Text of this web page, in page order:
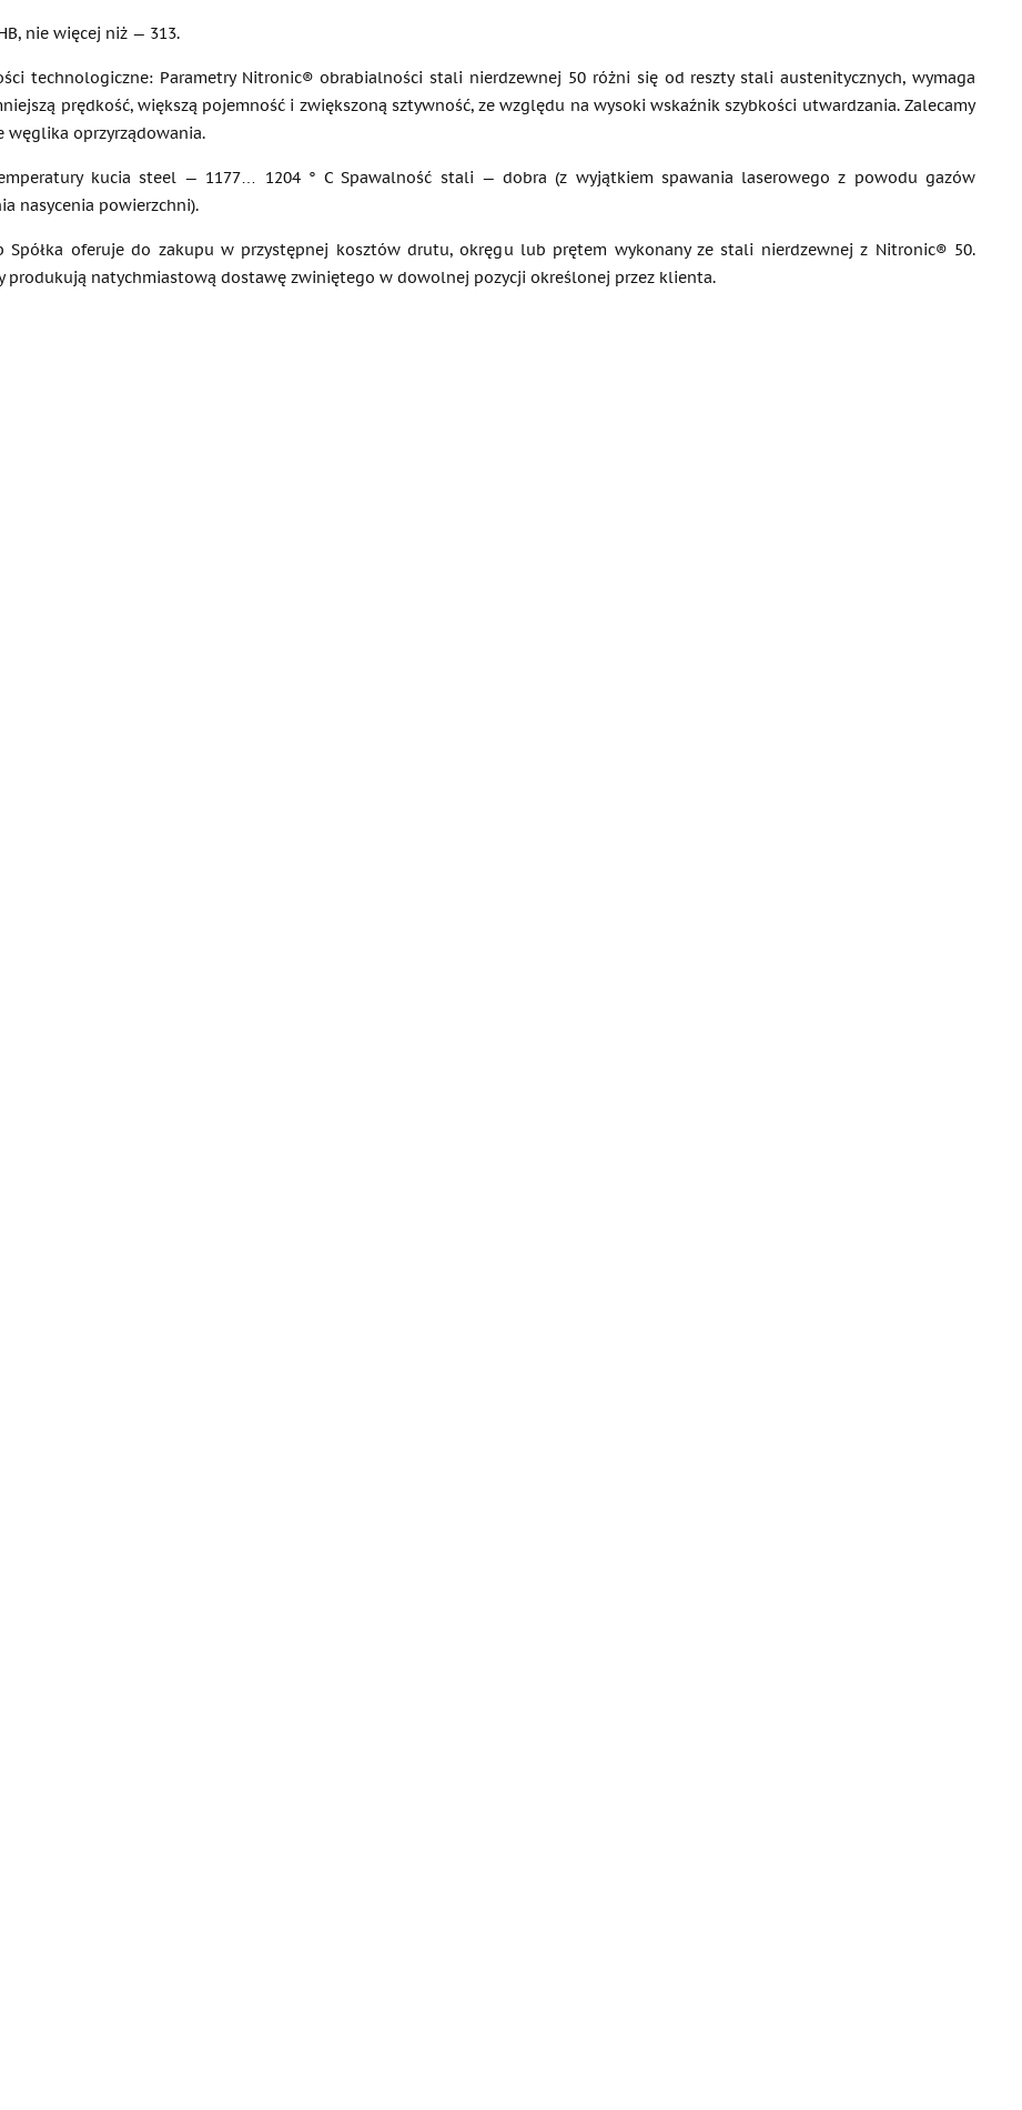
nie więcej niż — 313.
technologiczne: Parametry Nitronic® obrabialności stali nierdzewnej 50 różni się od reszty stali austenitycznych, wymaga
prędkość, większą pojemność i zwiększoną sztywność, ze względu na wysoki wskaźnik szybkości utwardzania. Zalecamy
węglika oprzyrządowania.
kucia steel — 1177… 1204 ° C Spawalność stali — dobra (z wyjątkiem spawania laserowego z powodu gazów
nasycenia powierzchni).
Spółka oferuje do zakupu w przystępnej kosztów drutu, okręgu lub prętem wykonany ze stali nierdzewnej z Nitronic® 50.
produkują natychmiastową dostawę zwiniętego w dowolnej pozycji określonej przez klienta.